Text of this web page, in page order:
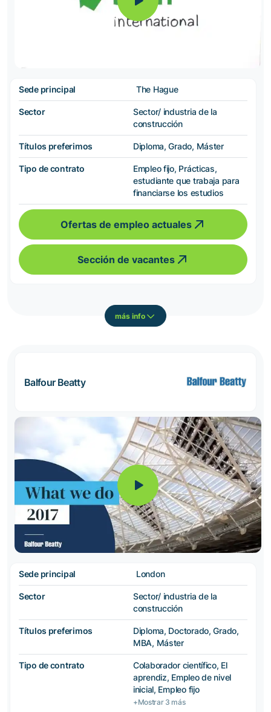
Sede principal The Hague
Sector
Sector/ industria de la
construcción
Títulos preferimos Diploma, Grado, Máster
Tipo de contrato
Empleo fijo, Prácticas,
estudiante que trabaja para
financiarse los estudios
Ofertas de empleo actuales
Sección de vacantes
más info
Balfour Beatty
Sede principal London
Sector
Sector/ industria de la
construcción
Títulos preferimos
Diploma, Doctorado, Grado,
MBA, Máster
Tipo de contrato
Colaborador científico, El
aprendiz, Empleo de nivel
inicial, Empleo fijo
+Mostrar 3 más